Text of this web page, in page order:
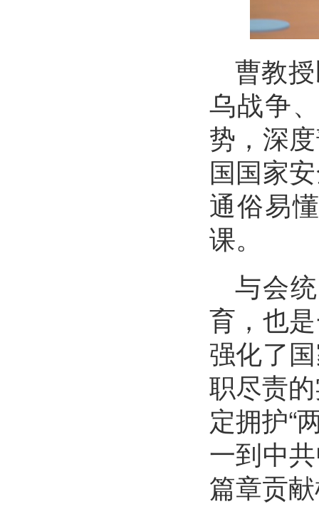
曹教
乌战争
势，深
国国家
通俗易
课。
与会
育，也
强化了
职尽责
定拥护“
一到中
篇章贡